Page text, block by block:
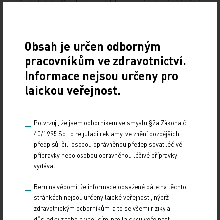
je žadatel do České republiky pozván k předávání
Ministerstvo zdravotnictví v případě splnění
podmínek vydá zaměstnavateli potvrzení o
zařazení do projektu a informuje MPO, MZV, MV a
MPSV o zařazení do projektu, včetně zaslání
do projektu, je uchazeč o zaměstnání osloven ze
strany ZÚ v Kyjevě nebo ve Lvově, aby se dostavil ve
stanoveném termínu. Zaměstnavatel (poskytovatel
zdravotnických služeb) zajistí, aby cizinci (uchazeči
nebo modré karty se všemi požadovanými
náležitostmi. Opakované porušování této
Obsah je určen odborným
pracovníkům ve zdravotnictví.
Informace nejsou určeny pro
laickou veřejnost.
Potvrzuji, že jsem odborníkem ve smyslu §2a Zákona č.
40/1995 Sb., o regulaci reklamy, ve znění pozdějších
předpisů, čili osobou oprávněnou předepisovat léčivé
přípravky nebo osobou oprávněnou léčivé přípravky
vydávat.
Beru na vědomí, že informace obsažené dále na těchto
stránkách nejsou určeny laické veřejnosti, nýbrž
zdravotnickým odborníkům, a to se všemi riziky a